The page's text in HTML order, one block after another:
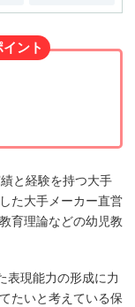
ント
と経験を持つ大手
た大手メーカー直営
育理論などの幼児教
表現能力の形成に力
たいと考えている保